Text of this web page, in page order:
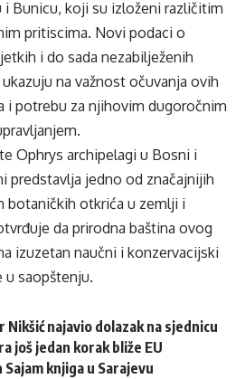
i Bunicu, koji su izloženi različitim
pritiscima. Novi podaci o
i do sada nezabilježenih
na važnost očuvanja ovih
i potrebu za njihovim dugoročnim
Ophrys archipelagi u Bosni i
predstavlja jedno od značajnijih
botaničkih otkrića u zemlji i
da prirodna baština ovog
izuzetan naučni i konzervacijski
u saopštenju.
Nikšić najavio dolazak na sjednicu
još jedan korak bliže EU
knjiga u Sarajevu